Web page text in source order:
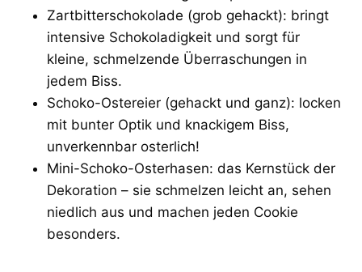
Zartbitterschokolade (grob gehackt): bringt
intensive Schokoladigkeit und sorgt für
kleine, schmelzende Überraschungen in
jedem Biss.
Schoko-Ostereier (gehackt und ganz): locken
mit bunter Optik und knackigem Biss,
unverkennbar osterlich!
Mini-Schoko-Osterhasen: das Kernstück der
Dekoration – sie schmelzen leicht an, sehen
niedlich aus und machen jeden Cookie
besonders.